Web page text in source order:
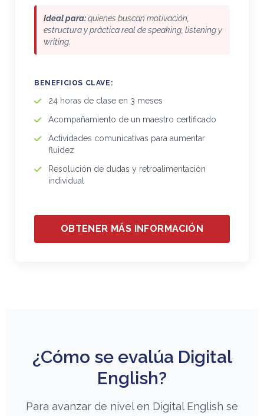
Ideal para:quienes buscan motivación,
estructura y práctica real de speaking, listening y
writing.
BENEFICIOS CLAVE:
24 horas de clase en 3 meses
Acompañamiento de un maestro certificado
Actividades comunicativas para aumentar
fluidez
Resolución de dudas y retroalimentación
individual
OBTENER MÁS INFORMACIÓN
¿Cómo se evalúa Digital
English?
Para avanzar de nivel en Digital English se